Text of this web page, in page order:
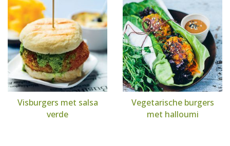
Visburgers met salsa
verde
Vegetarische burgers
met halloumi